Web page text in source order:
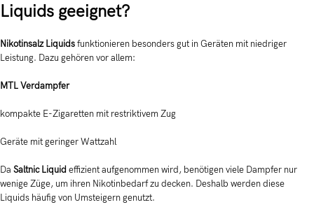
Liquids geeignet?
Nikotinsalz Liquidsfunktionieren besonders gut in Geräten mit niedriger
Leistung. Dazu gehören vor allem:
MTL Verdampfer
kompakte E-Zigaretten mit restriktivem Zug
Geräte mit geringer Wattzahl
Da Saltnic Liquid effizient aufgenommen wird, benötigen viele Dampfer nur
wenige Züge, um ihren Nikotinbedarf zu decken. Deshalb werden diese
Liquids häufig von Umsteigern genutzt.